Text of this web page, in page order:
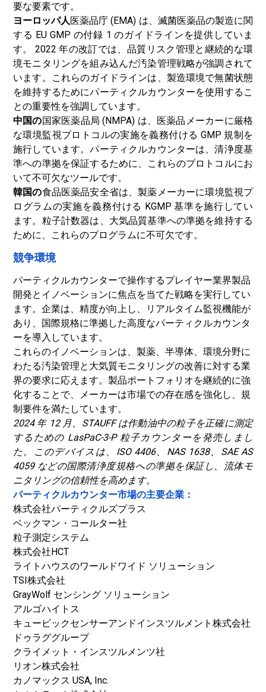
要な要素です。
ヨーロッパ人医薬品庁 (EMA) は、滅菌医薬品の製造に関
する EU GMP の付録 1 のガイドラインを提供していま
す。 2022 年の改訂では、品質リスク管理と継続的な環
境モニタリングを組み込んだ汚染管理戦略が強調されて
います。これらのガイドラインは、製造環境で無菌状態
を維持するためにパーティクルカウンターを使用するこ
との重要性を強調しています。
中国の国家医薬品局 (NMPA) は、医薬品メーカーに厳格
な環境監視プロトコルの実施を義務付ける GMP 規制を
施行しています。パーティクルカウンターは、清浄度基
準への準拠を保証するために、これらのプロトコルにお
いて不可欠なツールです。
韓国の食品医薬品安全省は、製薬メーカーに環境監視プ
ログラムの実施を義務付ける KGMP 基準を施行してい
ます。粒子計数器は、大気品質基準への準拠を維持する
ために、これらのプログラムに不可欠です。
競争環境
パーティクルカウンターで操作するプレイヤー業界製品
開発とイノベーションに焦点を当てた戦略を実行してい
ます。企業は、精度が向上し、リアルタイム監視機能が
あり、国際規格に準拠した高度なパーティクルカウンタ
ーを導入しています。
これらのイノベーションは、製薬、半導体、環境分野に
わたる汚染管理と大気質モニタリングの改善に対する業
界の要求に応えます。製品ポートフォリオを継続的に強
化することで、メーカーは市場での存在感を強化し、規
制要件を満たしています。
2024 年 12 月、STAUFF は作動油中の粒子を正確に測定
するための LasPaC-3-P 粒子カウンターを発売しまし
た。このデバイスは、ISO 4406、NAS 1638、SAE AS
4059 などの国際清浄度規格への準拠を保証し、流体モ
ニタリングの信頼性を高めます。
パーティクルカウンター市場の主要企業：
株式会社パーティクルズプラス
ベックマン・コールター社
粒子測定システム
株式会社HCT
ライトハウスのワールドワイド ソリューション
TSI株式会社
GrayWolf センシング ソリューション
アルゴハイトス
キュービックセンサーアンドインスツルメント株式会社
ドゥラググループ
クライメット・インスツルメンツ社
リオン株式会社
カノマックス USA, Inc.